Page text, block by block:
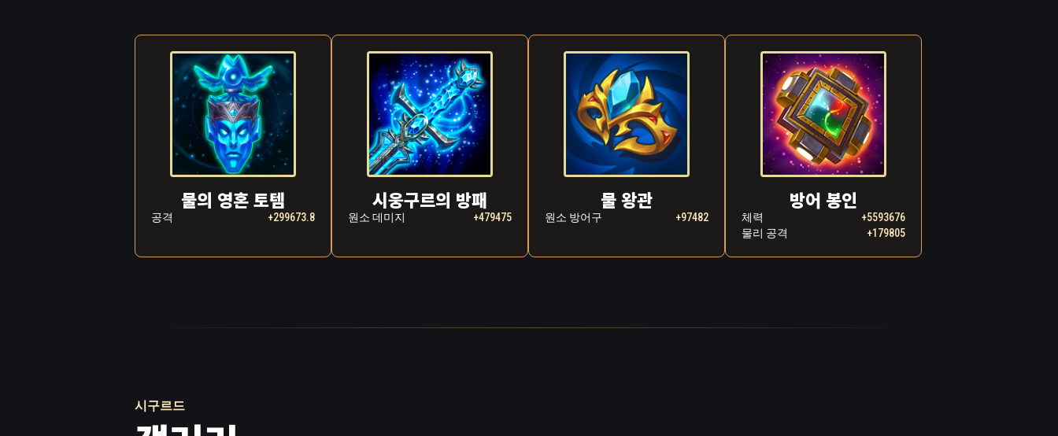
물의 영혼 토템
공격 +299673.8
시웅구르의 방패
원소 데미지 +479475
물 왕관
원소 방어구 +97482
방어 봉인
체력
+5593676
물리 공격
+179805
시구르드